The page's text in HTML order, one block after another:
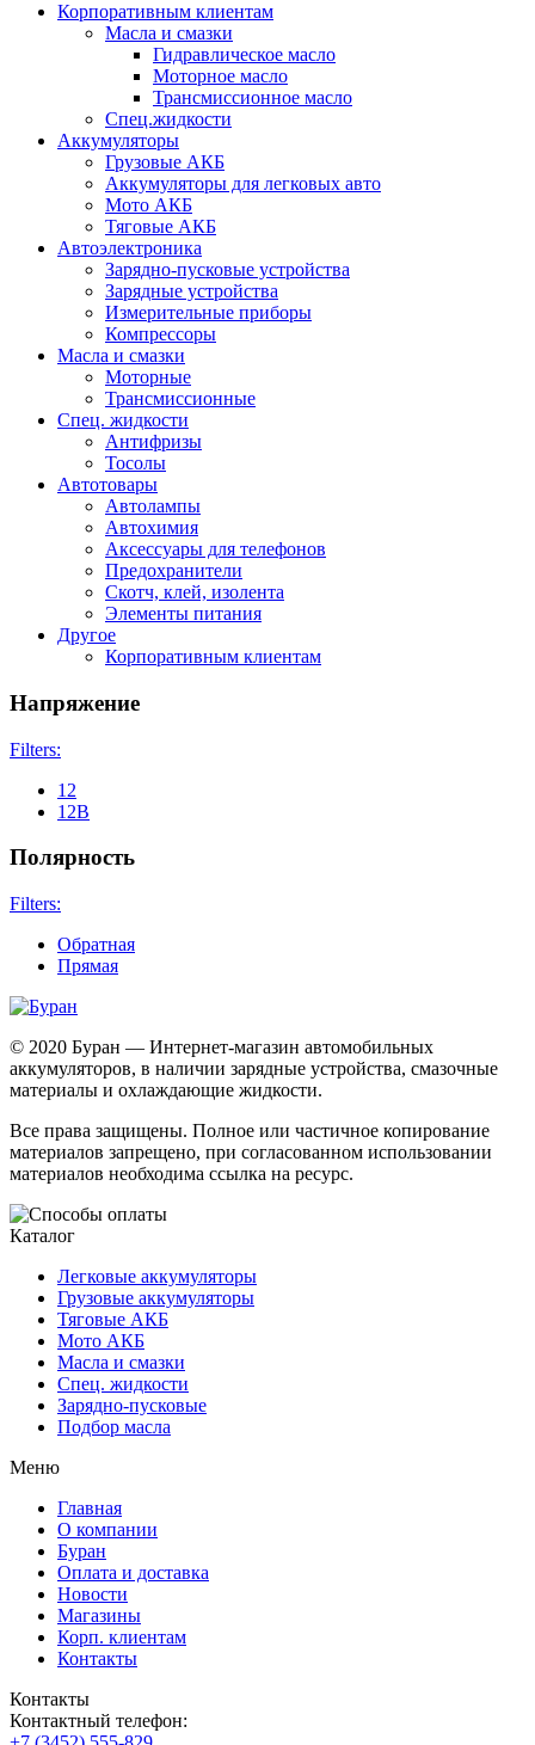
Корпоративным клиентам
Масла и смазки
Гидравлическое масло
Моторное масло
Трансмиссионное масло
Спец.жидкости
Аккумуляторы
Грузовые АКБ
Аккумуляторы для легковых авто
Мото АКБ
Тяговые АКБ
Автоэлектроника
Зарядно-пусковые устройства
Зарядные устройства
Измерительные приборы
Компрессоры
Масла и смазки
Моторные
Трансмиссионные
Спец. жидкости
Антифризы
Тосолы
Автотовары
Автолампы
Автохимия
Аксессуары для телефонов
Предохранители
Скотч, клей, изолента
Элементы питания
Другое
Корпоративным клиентам
Напряжение
Filters:
12
12В
Полярность
Filters:
Обратная
Прямая
© 2020 Буран — Интернет-магазин автомобильных
аккумуляторов, в наличии зарядные устройства, смазочные
материалы и охлаждающие жидкости.
Все права защищены. Полное или частичное копирование
материалов запрещено, при согласованном использовании
материалов необходима ссылка на ресурс.
Каталог
Легковые аккумуляторы
Грузовые аккумуляторы
Тяговые АКБ
Мото АКБ
Масла и смазки
Спец. жидкости
Зарядно-пусковые
Подбор масла
Меню
Главная
О компании
Буран
Оплата и доставка
Новости
Магазины
Корп. клиентам
Контакты
Контакты
Контактный телефон: